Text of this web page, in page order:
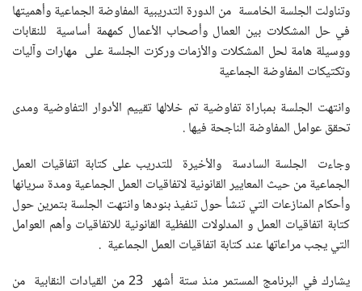
وتناولت الجلسة الخامسة من الدورة التدريبية المفاوضة الجماعية وأهميتها
في حل المشكلات بين العمال وأصحاب الأعمال كمهمة أساسية للنقابات
ووسيلة هامة لحل المشكلات والأزمات وركزت الجلسة على مهارات وآليات
وتكتيكات المفاوضة الجماعية
وانتهت الجلسة بمباراة تفاوضية تم خلالها تقييم الأدوار التفاوضية ومدى
تحقق عوامل المفاوضة الناجحة فيها .
وجاءت الجلسة السادسة والأخيرة للتدريب على كتابة اتفاقيات العمل
الجماعية من حيث المعايير القانونية لاتفاقيات العمل الجماعية ومدة سريانها
وأحكام المنازعات التي تنشأ حول تنفيذ بنودها وانتهت الجلسة بتمرين حول
كتابة اتفاقيات العمل و المدلولات اللفظية القانونية للاتفاقيات وأهم العوامل
التي يجب مراعاتها عند كتابة اتفاقيات العمل الجماعية .
يشارك في البرنامج المستمر منذ ستة أشهر 23 من القيادات النقابية من